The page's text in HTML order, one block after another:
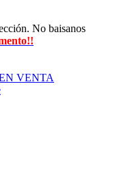
No baisanos
VENTA